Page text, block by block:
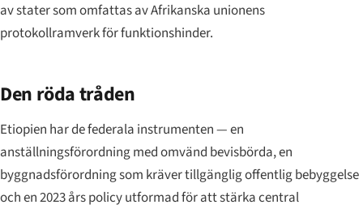
av stater som omfattas av Afrikanska unionens
protokollramverk för funktionshinder.
Den röda tråden
Etiopien har de federala instrumenten — en
anställningsförordning med omvänd bevisbörda, en
byggnadsförordning som kräver tillgänglig offentlig bebyggelse
och en 2023 års policy utformad för att stärka central